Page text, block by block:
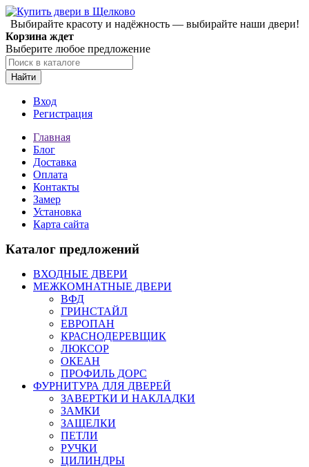
Выбирайте красоту и надёжность — выбирайте наши двери!
Корзина ждет
Выберите любое предложение
Найти
Вход
Регистрация
Главная
Блог
Доставка
Оплата
Контакты
Замер
Установка
Карта сайта
Каталог предложений
ВХОДНЫЕ ДВЕРИ
МЕЖКОМНАТНЫЕ ДВЕРИ
ВФД
ГРИНСТАЙЛ
ЕВРОПАН
КРАСНОДЕРЕВЩИК
ЛЮКСОР
ОКЕАН
ПРОФИЛЬ ДОРС
ФУРНИТУРА ДЛЯ ДВЕРЕЙ
ЗАВЕРТКИ И НАКЛАДКИ
ЗАМКИ
ЗАЩЕЛКИ
ПЕТЛИ
РУЧКИ
ЦИЛИНДРЫ